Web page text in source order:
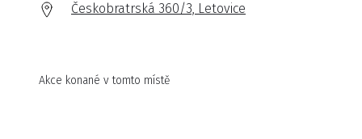
Českobratrská 360/3, Letovice
Akce konané v tomto místě